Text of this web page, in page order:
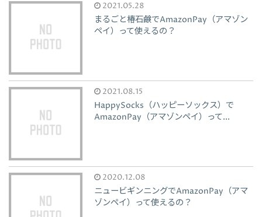
2021.05.28
まるごと椿石鹸でAmazonPay（アマゾン
ペイ）って使えるの？
2021.08.15
HappySocks（ハッピーソックス）で
AmazonPay（アマゾンペイ）って...
2020.12.08
ニュービギンニングでAmazonPay（アマ
ゾンペイ）って使えるの？